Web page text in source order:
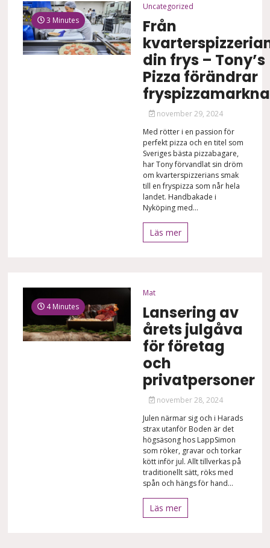
3 Minutes
Uncategorized
Från
din frys – Tony’s
Pizza förändrar
november 29, 2024
Med rötter i en passion för
perfekt pizza och en titel som
Sveriges bästa pizzabagare,
har Tony förvandlat sin dröm
om kvarterspizzerians smak
till en fryspizza som når hela
landet. Handbakade i
Nyköping med...
Läs mer
4 Minutes
Mat
Lansering av
årets julgåva
för företag
och
privatpersoner
november 28, 2024
Julen närmar sig och i Harads
strax utanför Boden är det
högsäsong hos LappSimon
som röker, gravar och torkar
kött inför jul. Allt tillverkas på
traditionellt sätt, röks med
spån och hängs för hand...
Läs mer